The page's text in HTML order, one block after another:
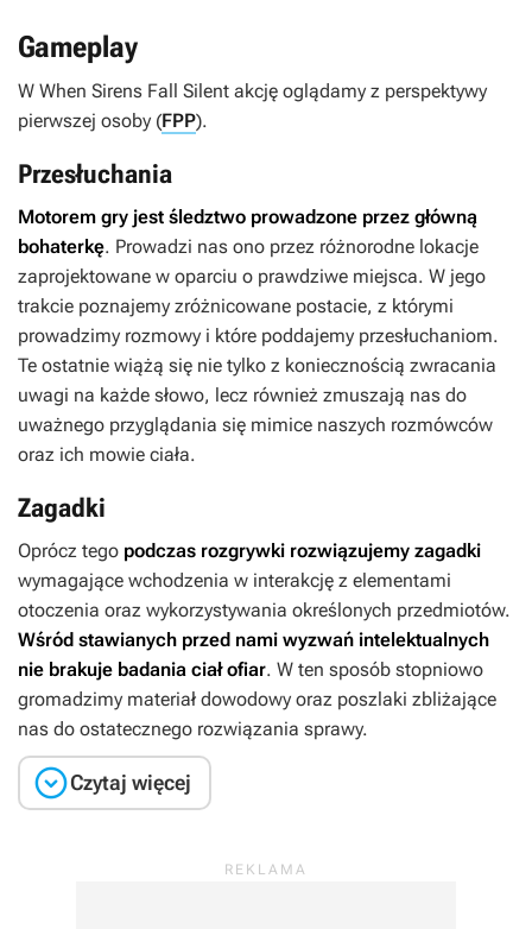
Gameplay
W When Sirens Fall Silent akcję oglądamy z perspektywy
pierwszej osoby (FPP).
Przesłuchania
Motorem gry jest śledztwo prowadzone przez główną
bohaterkę. Prowadzi nas ono przez różnorodne lokacje
zaprojektowane w oparciu o prawdziwe miejsca. W jego
trakcie poznajemy zróżnicowane postacie, z którymi
prowadzimy rozmowy i które poddajemy przesłuchaniom.
Te ostatnie wiążą się nie tylko z koniecznością zwracania
uwagi na każde słowo, lecz również zmuszają nas do
uważnego przyglądania się mimice naszych rozmówców
oraz ich mowie ciała.
Zagadki
Oprócz tego podczas rozgrywki rozwiązujemy zagadki
wymagające wchodzenia w interakcję z elementami
otoczenia oraz wykorzystywania określonych przedmiotów.
Wśród stawianych przed nami wyzwań intelektualnych
nie brakuje badania ciał ofiar. W ten sposób stopniowo
gromadzimy materiał dowodowy oraz poszlaki zbliżające
nas do ostatecznego rozwiązania sprawy.
Czytaj więcej